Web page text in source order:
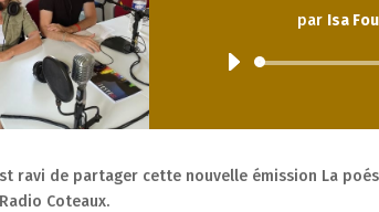
par Isa
ravi de partager cette nouvelle émission La
Coteaux.